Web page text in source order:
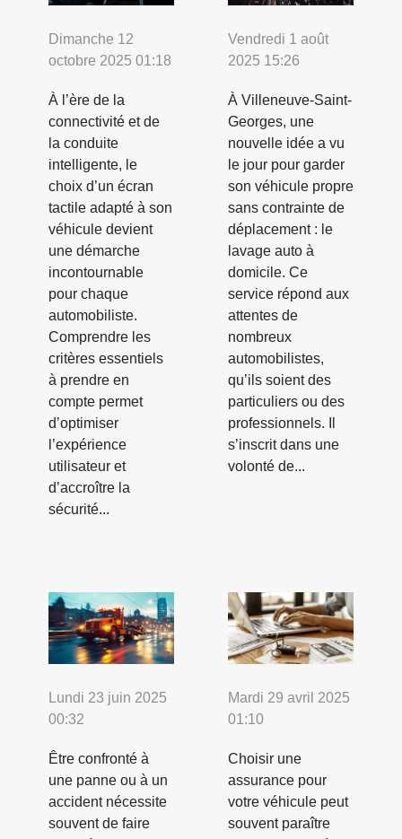
Dimanche 12
octobre 2025 01:18
À l’ère de la
connectivité et de
la conduite
intelligente, le
choix d’un écran
tactile adapté à son
véhicule devient
une démarche
incontournable
pour chaque
automobiliste.
Comprendre les
critères essentiels
à prendre en
compte permet
d’optimiser
l’expérience
utilisateur et
d’accroître la
sécurité...
Vendredi 1 août
2025 15:26
À Villeneuve-Saint-
Georges, une
nouvelle idée a vu
le jour pour garder
son véhicule propre
sans contrainte de
déplacement : le
lavage auto à
domicile. Ce
service répond aux
attentes de
nombreux
automobilistes,
qu’ils soient des
particuliers ou des
professionnels. Il
s’inscrit dans une
volonté de...
Lundi 23 juin 2025
00:32
Être confronté à
une panne ou à un
accident nécessite
souvent de faire
Mardi 29 avril 2025
01:10
Choisir une
assurance pour
votre véhicule peut
souvent paraître